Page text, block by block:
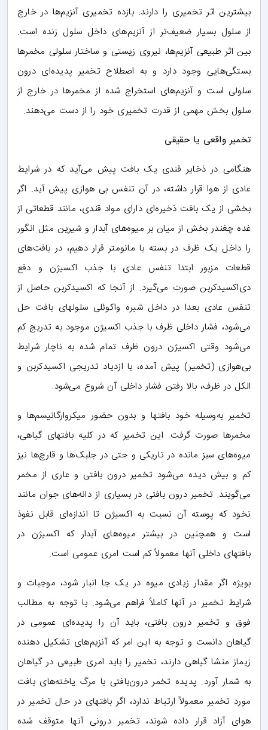
بیشترین اثر تخمیری را دارند. بازده تخمیری آنزیم‌ها در خارج
از سلول بسیار ضعیف‌تر از آنزیم‌های داخل سلول زنده است.
بین اثر طبیعی آنزیم‌ها، نیروی زیستی و ساختار سلولی مخمرها
بستگی‌هایی وجود دارد و به اصطلاح تخمیر پدیده‌ای درون
سلولی است و آنزیم‌های استخراج شده از مخمرها در خارج از
سلول بخش مهمی از قدرت تخمیری خود را از دست می‌دهند.
تخمیر واقعی یا حقیقی
هنگامی در ذخایر قندی یک بافت پیش می‌آید که در شرایط
عادی از هوا قرار داشته، در آن تنفس بی هوازی پیش آید. اگر
بخشی از یک بافت ذخیره‌ای دارای مواد قندی، مانند قطعاتی از
غده چغندر بخش از میان بر میوه‌های آبدار و شیرین مثل انگور
را داخل یک ظرف در بسته با مانومتر قرار دهیم، در بافت‌های
قطعات مزبور ابتدا تنفس عادی با جذب اکسیژن و دفع
دی‌اکسیدکربن صورت می‌گیرد. از آنجا که اکسیدکربن حاصل از
تنفس عادی بعدا در داخل شیره واکوئلی سلولهای بافت حل
می‌شود، فشار داخلی ظرف با جذب اکسیژن موجود به تدریج کم
می‌شود وقتی اکسیژن درون ظرف تمام شده به ناچار شرایط
بی‌هوازی (تخمیر) پیش آمده، با ازدیاد تدریجی اکسیدکربن و
الکل در ظرف، بالا رفتن فشار داخلی آن شروع می‌شود.
تخمیر به‌وسیله خود بافتها و بدون حضور میکروارگانیسم‌ها و
مخمرها صورت گرفت. این تخمیر که در کلیه بافتهای گیاهی،
میوه‌های سبز مانده در تاریکی و حتی در جلبک‌ها و قارچ‌ها نیز
کم و بیش دیده می‌شود تخمیر درون بافتی و عاری از مخمر
می‌گویند. تخمیر درون بافتی در بسیاری از دانه‌های جوان مانند
نخود که پوسته آن نسبت به اکسیژن تا اندازه‌ای قابل نفوذ
است و همچنین در بیشتر میوه‌های آبدار که اکسیژن در
بافتهای داخلی آنها معمولاً کم است امری عمومی است.
بویژه اگر مقدار زیادی میوه در یک جا انبار شود، موجبات و
شرایط تخمیر در آنها کاملاً فراهم می‌شود. با توجه به مطالب
فوق و تخمیر درون بافتی، باید آن را پدیده‌ای عمومی در
گیاهان دانست و توجه به این امر که آنزیم‌های تشکیل دهنده
زیماز منشا گیاهی دارند، تخمیر را باید امری طبیعی در گیاهان
به شمار آورد. پدیده تخمر درون‌بافتی با مرگ یاخته‌های بافت
مورد تخمیر معمولاً ارتباط ندارد، اگر بافتهای در حال تخمیر در
هوای آزاد قرار داده شوند، تخمیر درونی آنها متوقف شده